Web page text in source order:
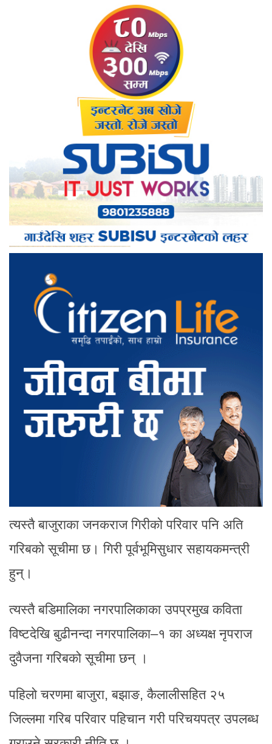
त्यस्तै बाजुराका जनकराज गिरीको परिवार पनि अति
गरिबको सूचीमा छ। गिरी पूर्वभूमिसुधार सहायकमन्त्री
हुन्।
त्यस्तै बडिमालिका नगरपालिकाका उपप्रमुख कविता
विष्टदेखि बुढीनन्दा नगरपालिका–१ का अध्यक्ष नृपराज
दुवैजना गरिबको सूचीमा छन् ।
पहिलो चरणमा बाजुरा, बझाङ, कैलालीसहित २५
जिल्लमा गरिब परिवार पहिचान गरी परिचयपत्र उपलब्ध